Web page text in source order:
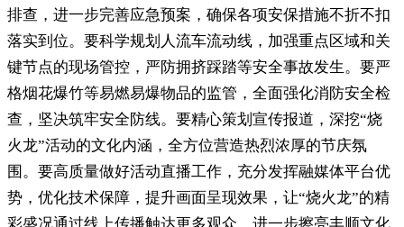
排查，进一步完善应急预案 ， 确保各项安保措施不折不扣
落实到位。要科学规划人流车流动线 ， 加强重点区域和关
键节点的现场管控，严防拥挤踩踏等安全事故发生。 要严
格烟花爆竹等易燃易爆物品的监管，全面强化消防安全检
查 ， 坚决筑牢安全防线。要精心策划宣传报道 ， 深挖“烧
火龙”活动的文化内涵，全方位营造热烈浓厚的节庆氛
围 。 要高质量做好活动直播工作，充分发挥融媒体平台优
势 ， 优化技术保障，提升画面呈现效果 ， 让“烧火龙”的精